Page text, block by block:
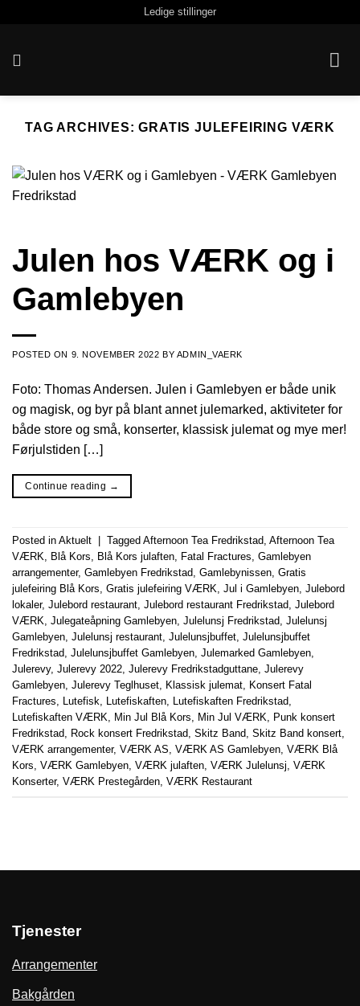
Ledige stillinger
TAG ARCHIVES:GRATIS JULEFEIRING VÆRK
Julen hos VÆRK og i
Gamlebyen
POSTED ON 9. NOVEMBER 2022 BY ADMIN_VAERK
Foto: Thomas Andersen. Julen i Gamlebyen er både unik
og magisk, og byr på blant annet julemarked, aktiviteter for
både store og små, konserter, klassisk julemat og mye mer!
Førjulstiden […]
Continue reading →
Posted in Aktuelt Tagged Afternoon Tea Fredrikstad, Afternoon Tea
VÆRK, Blå Kors, Blå Kors julaften, Fatal Fractures, Gamlebyen
arrangementer, Gamlebyen Fredrikstad, Gamlebynissen, Gratis
julefeiring Blå Kors, Gratis julefeiring VÆRK, Jul i Gamlebyen, Julebord
lokaler, Julebord restaurant, Julebord restaurant Fredrikstad, Julebord
VÆRK, Julegateåpning Gamlebyen, Julelunsj Fredrikstad, Julelunsj
Gamlebyen, Julelunsj restaurant, Julelunsjbuffet, Julelunsjbuffet
Fredrikstad, Julelunsjbuffet Gamlebyen, Julemarked Gamlebyen,
Julerevy, Julerevy 2022, Julerevy Fredrikstadguttane, Julerevy
Gamlebyen, Julerevy Teglhuset, Klassisk julemat, Konsert Fatal
Fractures, Lutefisk, Lutefiskaften, Lutefiskaften Fredrikstad,
Lutefiskaften VÆRK, Min Jul Blå Kors, Min Jul VÆRK, Punk konsert
Fredrikstad, Rock konsert Fredrikstad, Skitz Band, Skitz Band konsert,
VÆRK arrangementer, VÆRK AS, VÆRK AS Gamlebyen, VÆRK Blå
Kors, VÆRK Gamlebyen, VÆRK julaften, VÆRK Julelunsj, VÆRK
Konserter, VÆRK Prestegården, VÆRK Restaurant
Tjenester
Arrangementer
Bakgården